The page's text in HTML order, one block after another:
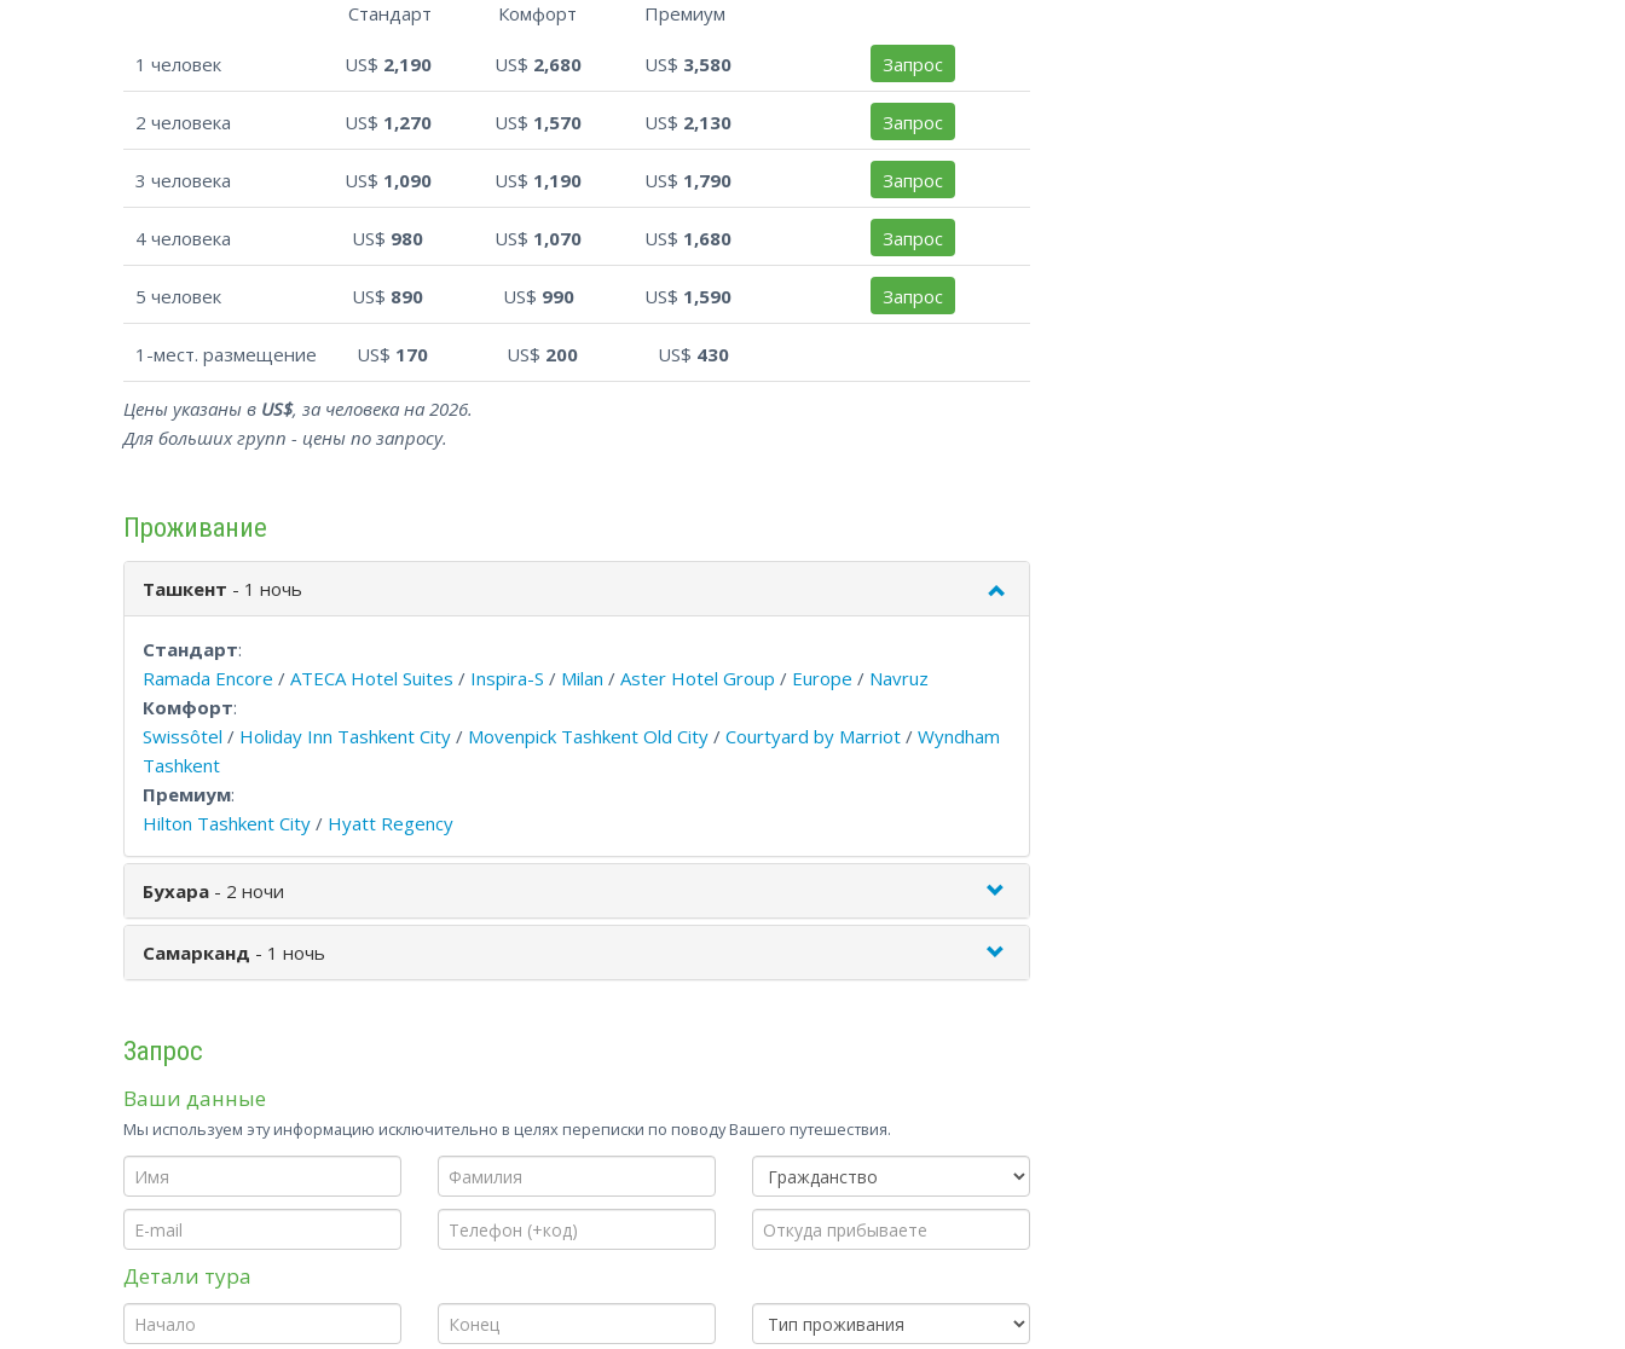
Стандарт Комфорт Премиум
1 человек US$ 2,190 US$ 2,680 US$ 3,580 Запрос
2 человека US$ 1,270 US$ 1,570 US$ 2,130 Запрос
3 человека US$ 1,090 US$ 1,190 US$ 1,790 Запрос
4 человека US$ 980 US$ 1,070 US$ 1,680 Запрос
5 человек US$ 890 US$ 990 US$ 1,590 Запрос
1-мест. размещение US$ 170 US$ 200 US$ 430
Цены указаны в US$, за человека на 2026.
Для больших групп - цены по запросу.
Проживание
Ташкент - 1 ночь
Стандарт:
Ramada Encore / ATECA Hotel Suites / Inspira-S / Milan / Aster Hotel Group / Europe / Navruz
Комфорт:
Swissôtel / Holiday Inn Tashkent City / Movenpick Tashkent Old City / Courtyard by Marriot / Wyndham
Tashkent
Премиум:
Hilton Tashkent City / Hyatt Regency
Бухара - 2 ночи
Самарканд - 1 ночь
Запрос
Ваши данные
Мы используем эту информацию исключительно в целях переписки по поводу Вашего путешествия.
Детали тура